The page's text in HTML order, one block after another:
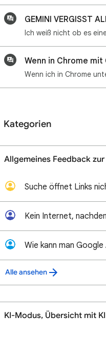
GEMINI VERGISST
Wenn in Chrome
Kategorien
Allgemeines Feedback
Suche öffnet Links
Alle ansehen
KI-Modus, Übersicht mit